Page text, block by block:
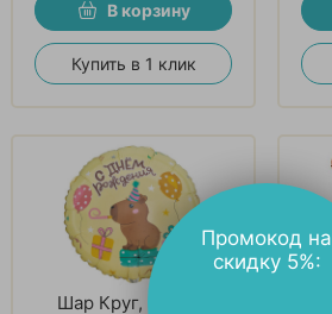
В корзину
Купить в 1 клик
Шар Круг, С днем
Промокод на
скидку 5%: